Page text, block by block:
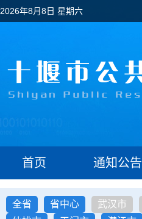
2026年8月8日 星期六
首页 通知公告
全省 省中心 武汉市